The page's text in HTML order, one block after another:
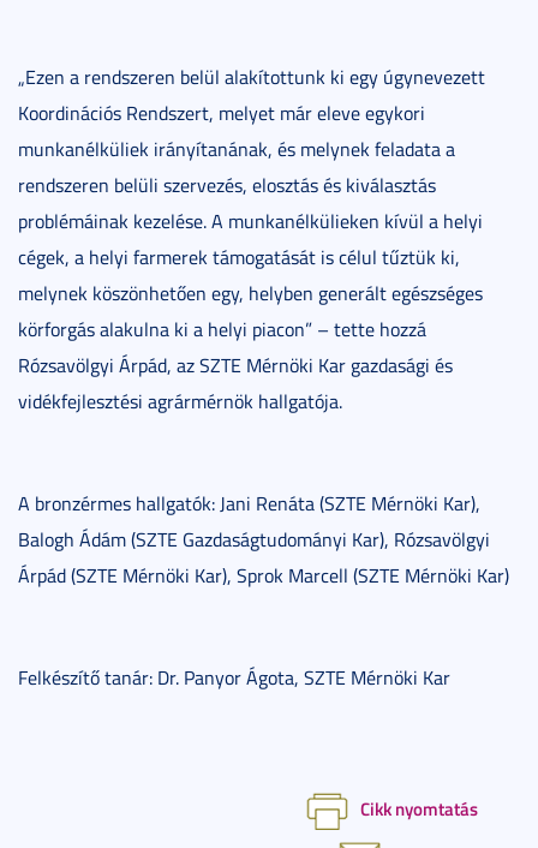
„Ezen a rendszeren belül alakítottunk ki egy úgynevezett
Koordinációs Rendszert, melyet már eleve egykori
munkanélküliek irányítanának, és melynek feladata a
rendszeren belüli szervezés, elosztás és kiválasztás
problémáinak kezelése. A munkanélkülieken kívül a helyi
cégek, a helyi farmerek támogatását is célul tűztük ki,
melynek köszönhetően egy, helyben generált egészséges
körforgás alakulna ki a helyi piacon” – tette hozzá
Rózsavölgyi Árpád, az SZTE Mérnöki Kar gazdasági és
vidékfejlesztési agrármérnök hallgatója.
A bronzérmes hallgatók: Jani Renáta (SZTE Mérnöki Kar),
Balogh Ádám (SZTE Gazdaságtudományi Kar), Rózsavölgyi
Árpád (SZTE Mérnöki Kar), Sprok Marcell (SZTE Mérnöki Kar)
Felkészítő tanár: Dr. Panyor Ágota, SZTE Mérnöki Kar
Cikk nyomtatás